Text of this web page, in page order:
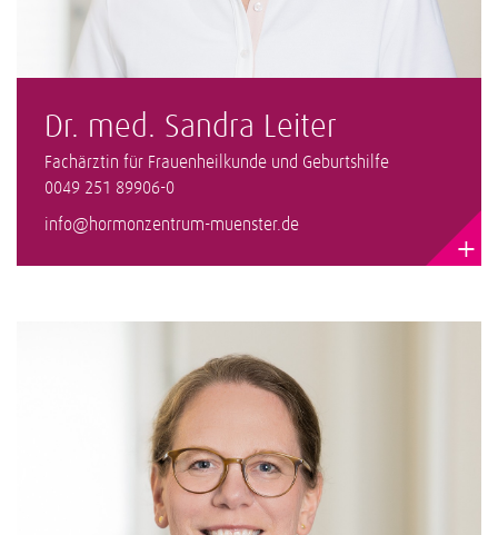
Dr. med. Sandra Leiter
Fachärztin für Frauenheilkunde und Geburtshilfe
0049 251 89906-0
info@hormonzentrum-muenster.de
+